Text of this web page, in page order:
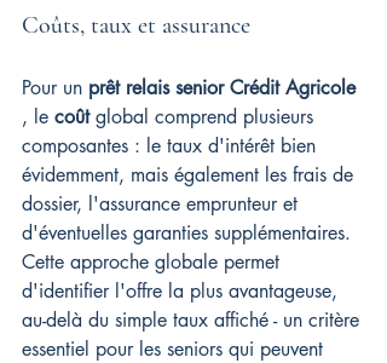
Coûts, taux et assurance
Pour un prêt relais senior Crédit Agricole
, le coût global comprend plusieurs
composantes : le taux d'intérêt bien
évidemment, mais également les frais de
dossier, l'assurance emprunteur et
d'éventuelles garanties supplémentaires.
Cette approche globale permet
d'identifier l'offre la plus avantageuse,
au-delà du simple taux affiché - un critère
essentiel pour les seniors qui peuvent